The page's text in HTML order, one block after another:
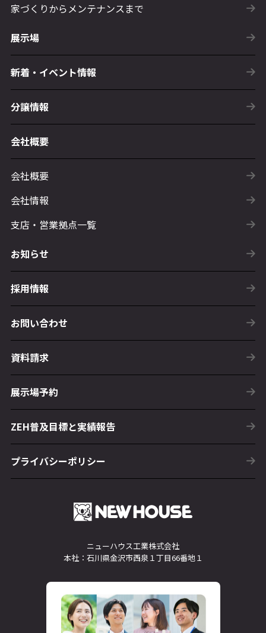
ニューハウス工業株式会社
本社：石川県金沢市西泉１丁目66番地１
家づくりからメンテナンスまで
展示場
新着・イベント情報
分譲情報
会社概要
会社概要
会社情報
支店・営業拠点一覧
お知らせ
採用情報
お問い合わせ
資料請求
展示場予約
ZEH普及目標と実績報告
プライバシーポリシー